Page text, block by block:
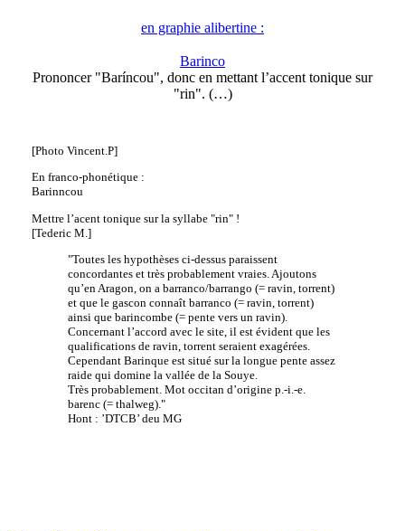
en graphie alibertine :
Barinco
Prononcer "Baríncou", donc en mettant l’accent tonique sur
"rin". (…)
[Photo Vincent.P]
En franco-phonétique :
Barinncou
Mettre l’acent tonique sur la syllabe "rin" !
[Tederic M.]
"Toutes les hypothèses ci-dessus paraissent
concordantes et très probablement vraies. Ajoutons
qu’en Aragon, on a barranco/barrango (= ravin, torrent)
et que le gascon connaît barranco (= ravin, torrent)
ainsi que barincombe (= pente vers un ravin).
Concernant l’accord avec le site, il est évident que les
qualifications de ravin, torrent seraient exagérées.
Cependant Barinque est situé sur la longue pente assez
raide qui domine la vallée de la Souye.
Très probablement. Mot occitan d’origine p.-i.-e.
barenc (= thalweg)."
Hont : ’DTCB’ deu MG